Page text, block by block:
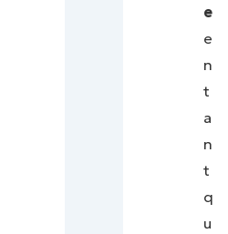
e
e
n
t
a
n
t
q
u